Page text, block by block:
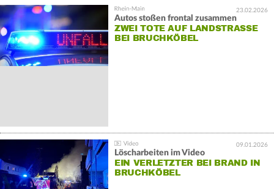
23.02.2026
Autos stoßen frontal zusammen
ZWEI TOTE AUF LANDSTRASSE B
EI BRUCHKÖBEL
09.01.2026
Löscharbeiten im Video
EIN VERLETZTER BEI BRAND IN
BRUCHKÖBEL